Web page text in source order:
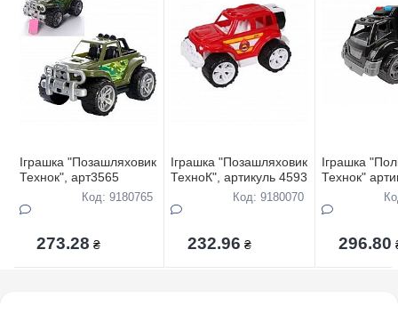
Іграшка "Позашляховик
Технок", арт3565
Код: 9180765
273.28 ₴
Іграшка "Позашляховик
ТехноК", артикуль 4593
Код: 9180070
232.96 ₴
Іграшка
Технок"
296.80